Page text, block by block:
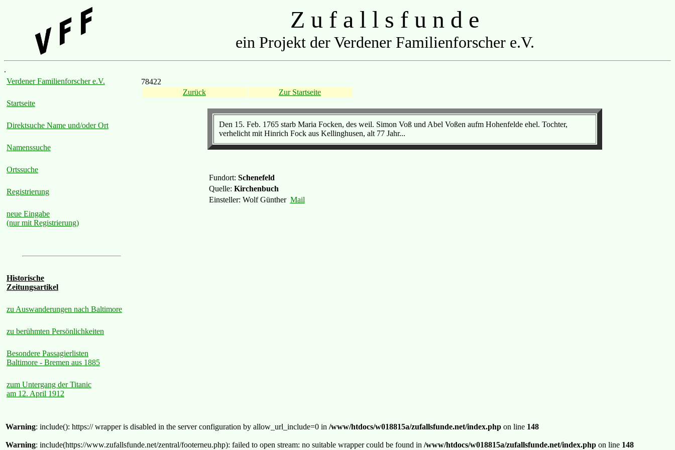
Z u f a l l s f u n d e
ein Projekt der Verdener Familienforscher e.V.
.
Verdener Familienforscher e.V.
Startseite
Direktsuche Name und/oder Ort
Namenssuche
Ortssuche
Registrierung
neue Eingabe
(nur mit Registrierung)
Historische
Zeitungsartikel
zu Auswanderungen nach Baltimore
zu berühmten Persönlichkeiten
Besondere Passagierlisten
Baltimore - Bremen aus 1885
zum Untergang der Titanic
am 12. April 1912
78422
Zurück
Zur Startseite
Den 15. Feb. 1765 starb Maria Focken, des weil. Simon Voß und Abel Voßen aufm Hohenfelde ehel. Tochter,
verhelicht mit Hinrich Fock aus Kellinghusen, alt 77 Jahr...
Fundort: Schenefeld
Quelle: Kirchenbuch
Einsteller: Wolf Günther Mail
Warning: include(): https:// wrapper is disabled in the server configuration by allow_url_include=0 in /www/htdocs/w018815a/zufallsfunde.net/index.php on line 148
Warning: include(https://www.zufallsfunde.net/zentral/footerneu.php): failed to open stream: no suitable wrapper could be found in /www/htdocs/w018815a/zufallsfunde.net/index.php on line 148